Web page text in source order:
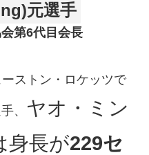
元選手
第6代目会長
ストン・ロケッツで
、
ヤオ・ミン
身長が229セ